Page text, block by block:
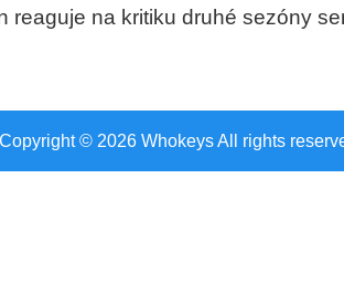
reaguje na kritiku druhé sezóny
Copyright © 2026 Whokeys All rights